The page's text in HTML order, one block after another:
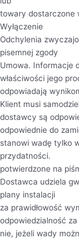
towary dostarczone
Wyłączenie
Odchylenia
pisemnej zgody
Umowa. Informacje
właściwości jego
odpowiadają
Klient musi
dostawcy są
odpowiednie do
stanowi wadę tylko
przydatności.
potwierdzone na
Dostawca udziela
plany instalacji
za prawidłowość
odpowiedzialność za
nie, jeżeli wady